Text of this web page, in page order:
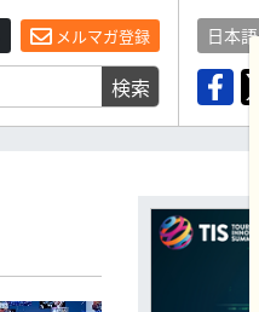
メルマガ登録
検索
日本語